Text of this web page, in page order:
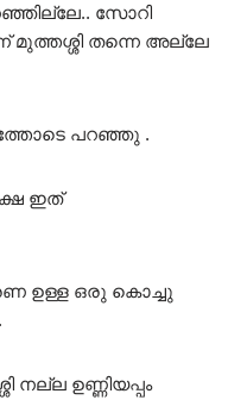
സോറി
മുത്തശ്ശി തന്നെ അല്ലേ
പറഞ്ഞു .
ഇത്
ഉള്ള ഒരു കൊച്ചു
നല്ല ഉണ്ണിയപ്പം